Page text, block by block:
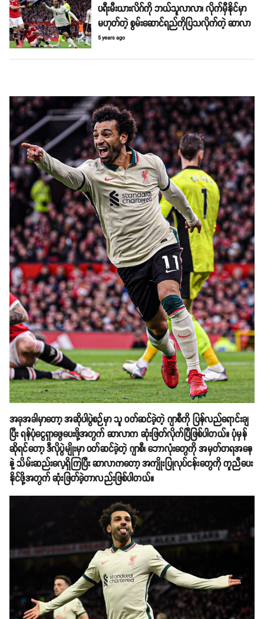
ပရီးမီးယားလိဂ်ကို ဘယ်သူလာလာ၊ လိုက်မှီနိုင်မှာ
မဟုတ်တဲ့ စွမ်းဆောင်ရည်ကိုပြသလိုက်တဲ့ ဆာလာ
5 years ago
အခုအခါမှာတော့ အဆိုပါပွဲစဉ်မှာ သူ ဝတ်ဆင်ခဲ့တဲ့ ဂျာစီကို ပြန်လည်ရောင်းချ
ပြီး ရန်ပုံငွေရှာဖွေပေးဖို့အတွက် ဆာလာက ဆုံးဖြတ်လိုက်ပြီဖြစ်ပါတယ်။ ပုံမှန်
ဆိုရင်တော့ ဒီလိုပွဲမျိုးမှာ ဝတ်ဆင်ခဲ့တဲ့ ဂျာစီ၊ ဘောလုံးတွေကို အမှတ်တရအနေ
နဲ့ သိမ်းဆည်းလေ့ရှိကြပြီး ဆာလာကတော့ အကျိုးပြုလုပ်ငန်းတွေကို ကူညီပေး
နိုင်ဖို့အတွက် ဆုံးဖြတ်ခဲ့တာလည်းဖြစ်ပါတယ်။